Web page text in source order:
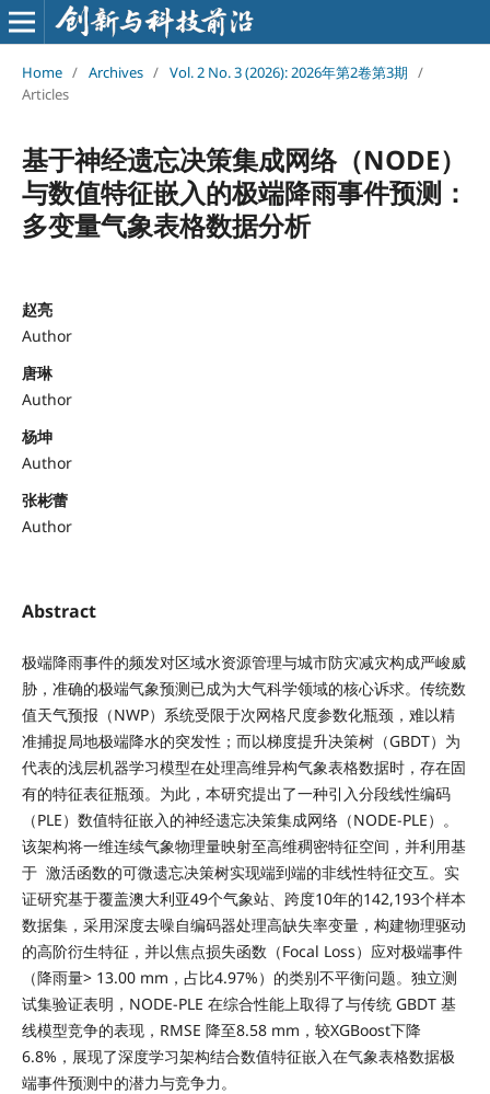
Home / Archives / Vol. 2 No. 3 (2026): 2026年第2卷第3期 /
Articles
基于神经遗忘决策集成网络（NODE）
与数值特征嵌入的极端降雨事件预测：
多变量气象表格数据分析
赵亮
Author
唐琳
Author
杨坤
Author
张彬蕾
Author
Abstract
极端降雨事件的频发对区域水资源管理与城市防灾减灾构成严峻威
胁，准确的极端气象预测已成为大气科学领域的核心诉求。传统数
值天气预报（NWP）系统受限于次网格尺度参数化瓶颈，难以精
准捕捉局地极端降水的突发性；而以梯度提升决策树（GBDT）为
代表的浅层机器学习模型在处理高维异构气象表格数据时，存在固
有的特征表征瓶颈。为此，本研究提出了一种引入分段线性编码
（PLE）数值特征嵌入的神经遗忘决策集成网络（NODE-PLE）。
该架构将一维连续气象物理量映射至高维稠密特征空间，并利用基
于 激活函数的可微遗忘决策树实现端到端的非线性特征交互。实
证研究基于覆盖澳大利亚49个气象站、跨度10年的142,193个样本
数据集，采用深度去噪自编码器处理高缺失率变量，构建物理驱动
的高阶衍生特征，并以焦点损失函数（Focal Loss）应对极端事件
（降雨量> 13.00 mm，占比4.97%）的类别不平衡问题。独立测
试集验证表明，NODE-PLE 在综合性能上取得了与传统 GBDT 基
线模型竞争的表现，RMSE 降至8.58 mm，较XGBoost下降
6.8%，展现了深度学习架构结合数值特征嵌入在气象表格数据极
端事件预测中的潜力与竞争力。